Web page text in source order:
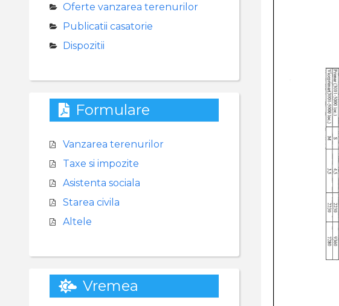
Oferte vanzarea terenurilor
Publicatii casatorie
Dispozitii
Formulare
Vanzarea terenurilor
Taxe si impozite
Asistenta sociala
Starea civila
Altele
Vremea